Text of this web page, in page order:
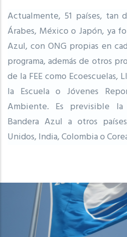
Actualmente, 51 países, tan
Árabes, México o Japón, ya
Azul, con ONG propias en
programa, además de otros
de la FEE como Ecoescuelas,
la Escuela o Jóvenes
Ambiente. Es previsible
Bandera Azul a otros
Unidos, India, Colombia o